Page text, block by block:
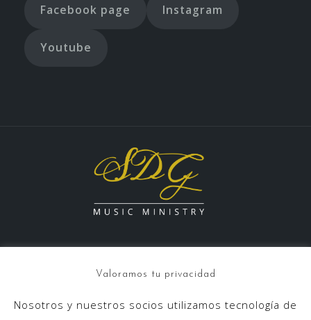
Facebook page Instagram
Youtube
info@sdgmusicministry.com
Valoramos tu privacidad
Nosotros y nuestros socios utilizamos tecnología de